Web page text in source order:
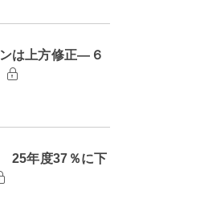
は上方修正―６
25年度37％に下